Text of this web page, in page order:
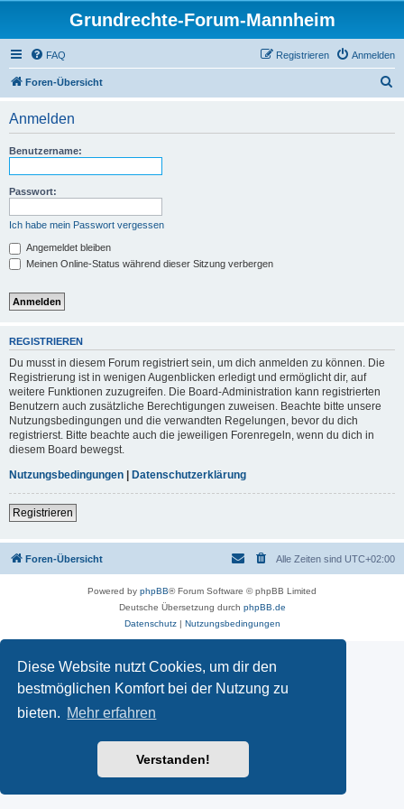
Diese Website nutzt Cookies, um dir den
bestmöglichen Komfort bei der Nutzung zu
bieten. Mehr erfahren
Verstanden!
Grundrechte-Forum-Mannheim
FAQ Anmelden
Registrieren
Foren-Übersicht
Anmelden
Benutzername:
Passwort:
Ich habe mein Passwort vergessen
Angemeldet bleiben
Meinen Online-Status während dieser Sitzung verbergen
REGISTRIEREN
Du musst in diesem Forum registriert sein, um dich anmelden zu können. Die
Registrierung ist in wenigen Augenblicken erledigt und ermöglicht dir, auf
weitere Funktionen zuzugreifen. Die Board-Administration kann registrierten
Benutzern auch zusätzliche Berechtigungen zuweisen. Beachte bitte unsere
Nutzungsbedingungen und die verwandten Regelungen, bevor du dich
registrierst. Bitte beachte auch die jeweiligen Forenregeln, wenn du dich in
diesem Board bewegst.
Nutzungsbedingungen | Datenschutzerklärung
Registrieren
Foren-Übersicht Alle Zeiten sind UTC+02:00
Powered by phpBB® Forum Software © phpBB Limited
Deutsche Übersetzung durch phpBB.de
Datenschutz| Nutzungsbedingungen